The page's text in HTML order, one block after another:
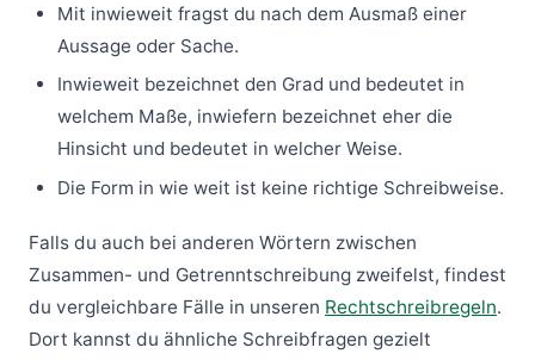
Mit inwieweit fragst du nach dem Ausmaß einer
Aussage oder Sache.
Inwieweit bezeichnet den Grad und bedeutet in
welchem Maße, inwiefern bezeichnet eher die
Hinsicht und bedeutet in welcher Weise.
Die Form in wie weit ist keine richtige Schreibweise.
Falls du auch bei anderen Wörtern zwischen
Zusammen- und Getrenntschreibung zweifelst, findest
du vergleichbare Fälle in unseren Rechtschreibregeln.
Dort kannst du ähnliche Schreibfragen gezielt